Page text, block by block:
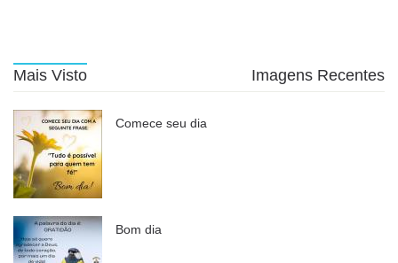
Mais Visto Imagens Recentes
Comece seu dia
Bom dia